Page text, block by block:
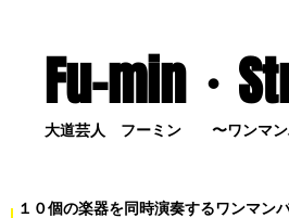
Fu-min・S
大道芸人 フーミン 〜ワンマン
１０個の楽器を同時演奏するワンマン